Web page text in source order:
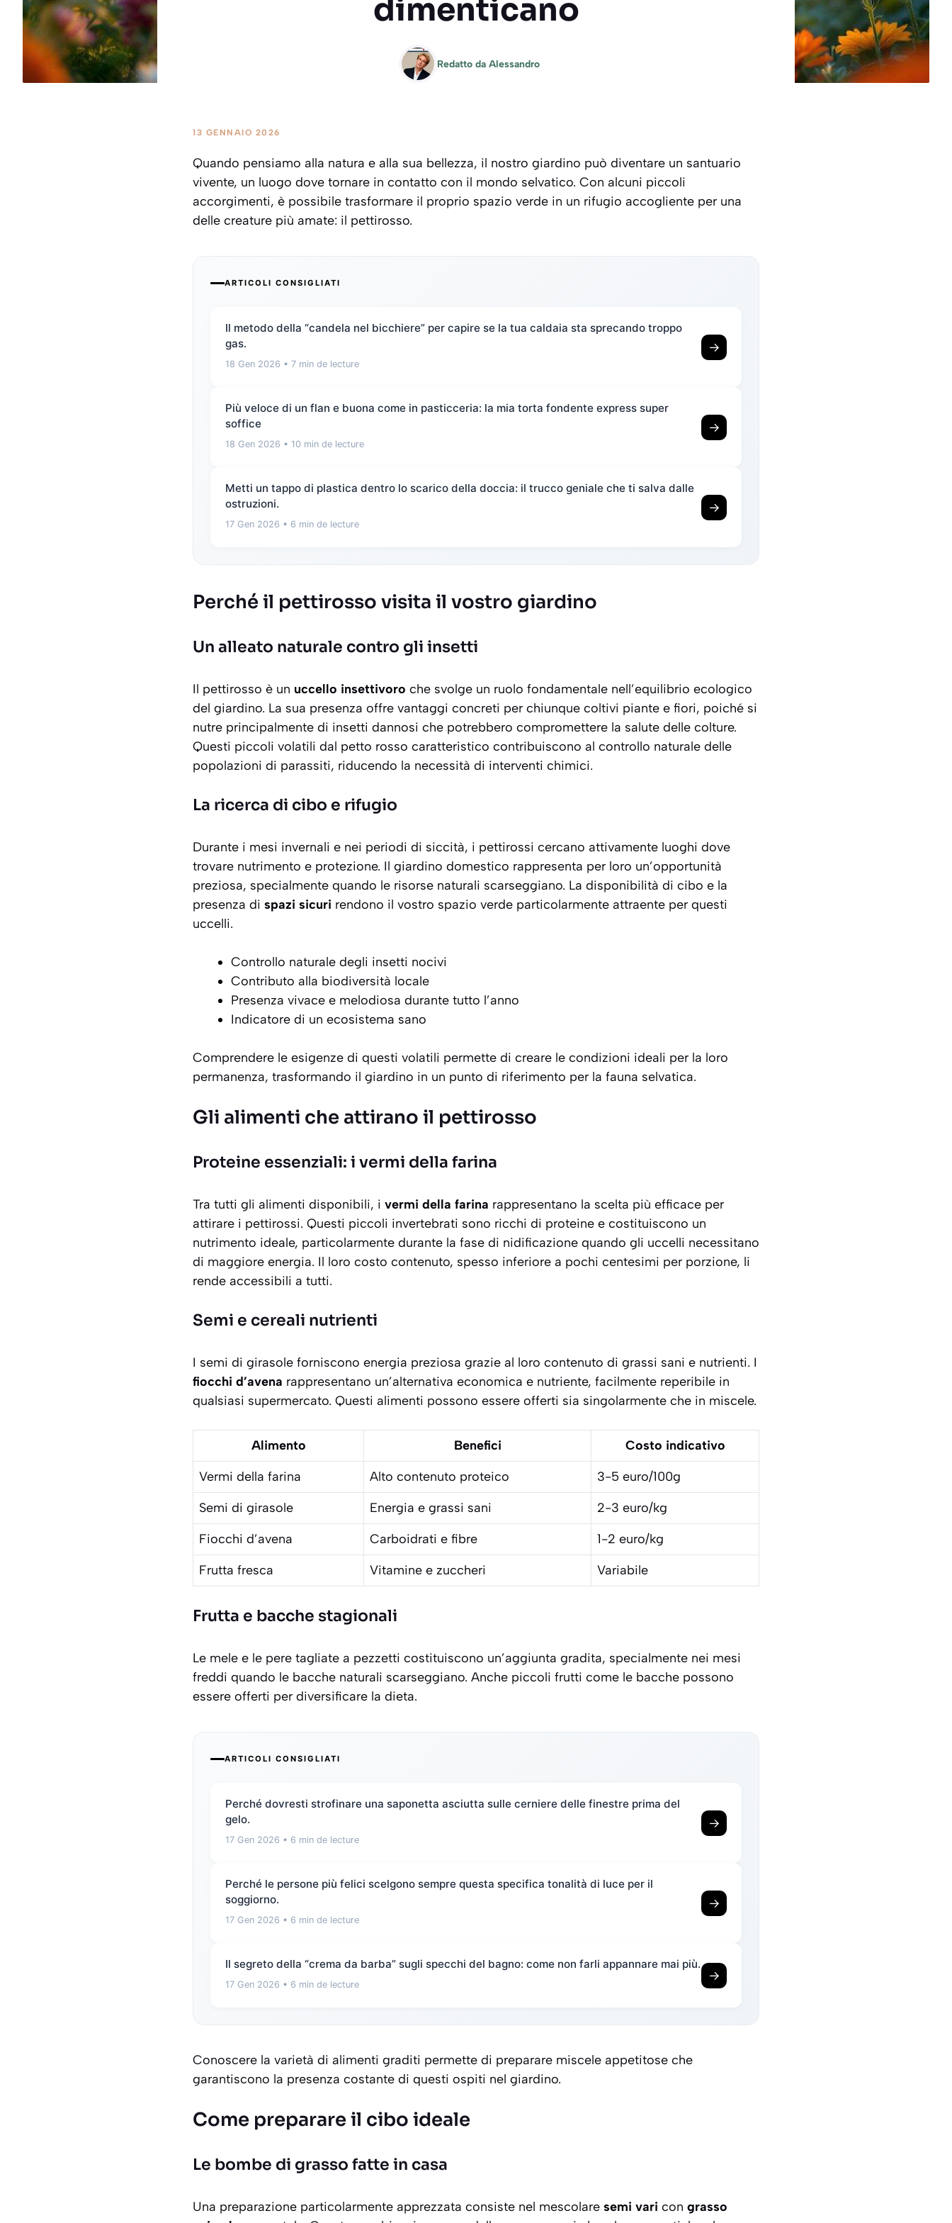
dimenticano
Redatto da Alessandro
13 GENNAIO 2026
Quando pensiamo alla natura e alla sua bellezza, il nostro giardino può diventare un santuario
vivente, un luogo dove tornare in contatto con il mondo selvatico. Con alcuni piccoli
accorgimenti, è possibile trasformare il proprio spazio verde in un rifugio accogliente per una
delle creature più amate: il pettirosso.
ARTICOLI CONSIGLIATI
Il metodo della “candela nel bicchiere” per capire se la tua caldaia sta sprecando troppo
gas.
18 Gen 2026 • 7 min de lecture
→
Più veloce di un flan e buona come in pasticceria: la mia torta fondente express super
soffice
18 Gen 2026 • 10 min de lecture
→
Metti un tappo di plastica dentro lo scarico della doccia: il trucco geniale che ti salva dalle
ostruzioni.
17 Gen 2026 • 6 min de lecture
→
Perché il pettirosso visita il vostro giardino
Un alleato naturale contro gli insetti
Il pettirosso è un uccello insettivoro che svolge un ruolo fondamentale nell’equilibrio ecologico
del giardino. La sua presenza offre vantaggi concreti per chiunque coltivi piante e fiori, poiché si
nutre principalmente di insetti dannosi che potrebbero compromettere la salute delle colture.
Questi piccoli volatili dal petto rosso caratteristico contribuiscono al controllo naturale delle
popolazioni di parassiti, riducendo la necessità di interventi chimici.
La ricerca di cibo e rifugio
Durante i mesi invernali e nei periodi di siccità, i pettirossi cercano attivamente luoghi dove
trovare nutrimento e protezione. Il giardino domestico rappresenta per loro un’opportunità
preziosa, specialmente quando le risorse naturali scarseggiano. La disponibilità di cibo e la
presenza di spazi sicuri rendono il vostro spazio verde particolarmente attraente per questi
uccelli.
Controllo naturale degli insetti nocivi
Contributo alla biodiversità locale
Presenza vivace e melodiosa durante tutto l’anno
Indicatore di un ecosistema sano
Comprendere le esigenze di questi volatili permette di creare le condizioni ideali per la loro
permanenza, trasformando il giardino in un punto di riferimento per la fauna selvatica.
Gli alimenti che attirano il pettirosso
Proteine essenziali: i vermi della farina
Tra tutti gli alimenti disponibili, i vermi della farina rappresentano la scelta più efficace per
attirare i pettirossi. Questi piccoli invertebrati sono ricchi di proteine e costituiscono un
nutrimento ideale, particolarmente durante la fase di nidificazione quando gli uccelli necessitano
di maggiore energia. Il loro costo contenuto, spesso inferiore a pochi centesimi per porzione, li
rende accessibili a tutti.
Semi e cereali nutrienti
I semi di girasole forniscono energia preziosa grazie al loro contenuto di grassi sani e nutrienti. I
fiocchi d’avena rappresentano un’alternativa economica e nutriente, facilmente reperibile in
qualsiasi supermercato. Questi alimenti possono essere offerti sia singolarmente che in miscele.
Alimento Benefici
Costo indicativo
Vermi della farina
Alto contenuto proteico
3-5 euro/100g
Semi di girasole
Energia e grassi sani
2-3 euro/kg
Fiocchi d’avena
Carboidrati e fibre
1-2 euro/kg
Frutta fresca
Vitamine e zuccheri Variabile
Frutta e bacche stagionali
Le mele e le pere tagliate a pezzetti costituiscono un’aggiunta gradita, specialmente nei mesi
freddi quando le bacche naturali scarseggiano. Anche piccoli frutti come le bacche possono
essere offerti per diversificare la dieta.
ARTICOLI CONSIGLIATI
Perché dovresti strofinare una saponetta asciutta sulle cerniere delle finestre prima del
gelo.
17 Gen 2026 • 6 min de lecture
→
Perché le persone più felici scelgono sempre questa specifica tonalità di luce per il
soggiorno.
17 Gen 2026 • 6 min de lecture
→
Il segreto della “crema da barba” sugli specchi del bagno: come non farli appannare mai più.
17 Gen 2026 • 6 min de lecture
→
Conoscere la varietà di alimenti graditi permette di preparare miscele appetitose che
garantiscono la presenza costante di questi ospiti nel giardino.
Come preparare il cibo ideale
Le bombe di grasso fatte in casa
Una preparazione particolarmente apprezzata consiste nel mescolare semi vari con grasso